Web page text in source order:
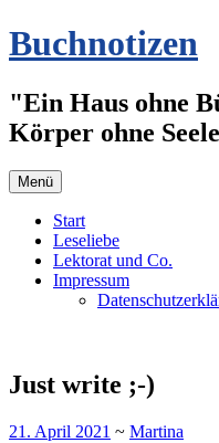
Zum
Inhalt
Buchnotizen
"Ein Haus ohne
Körper ohne
Menü
Start
Leseliebe
Lektorat und Co.
Impressum
Just write ;-)
21. April 2021 ~ Martina